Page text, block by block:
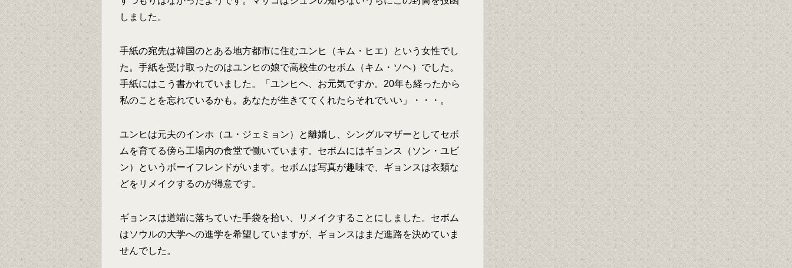
しました。
手紙の宛先は韓国のとある地方都市に住むユンヒ（キム・ヒエ）という女性でし
た。手紙を受け取ったのはユンヒの娘で高校生のセボム（キム・ソヘ）でした。
手紙にはこう書かれていました。「ユンヒヘ、お元気ですか。20年も経ったから
私のことを忘れているかも。あなたが生きててくれたらそれでいい」・・・。
ユンヒは元夫のインホ（ユ・ジェミョン）と離婚し、シングルマザーとしてセボ
ムを育てる傍ら工場内の食堂で働いています。セボムにはギョンス（ソン・ユビ
ン）というボーイフレンドがいます。セボムは写真が趣味で、ギョンスは衣類な
どをリメイクするのが得意です。
ギョンスは道端に落ちていた手袋を拾い、リメイクすることにしました。セボム
はソウルの大学への進学を希望していますが、ギョンスはまだ進路を決めていま
せんでした。